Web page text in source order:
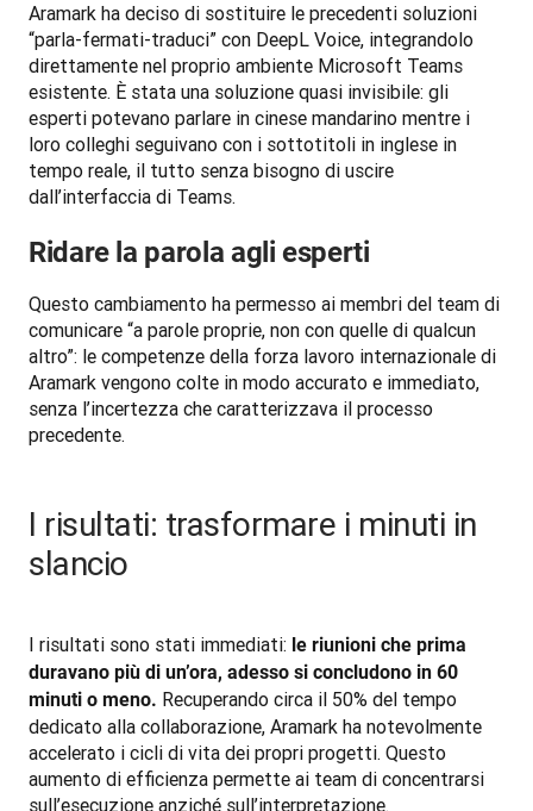
Aramark ha deciso di sostituire le precedenti soluzioni
“parla-fermati-traduci” con DeepL Voice, integrandolo
direttamente nel proprio ambiente Microsoft Teams
esistente. È stata una soluzione quasi invisibile: gli
esperti potevano parlare in cinese mandarino mentre i
loro colleghi seguivano con i sottotitoli in inglese in
tempo reale, il tutto senza bisogno di uscire
dall’interfaccia di Teams.
Ridare la parola agli esperti
Questo cambiamento ha permesso ai membri del team di
comunicare “a parole proprie, non con quelle di qualcun
altro”: le competenze della forza lavoro internazionale di
Aramark vengono colte in modo accurato e immediato,
senza l’incertezza che caratterizzava il processo
precedente.
I risultati: trasformare i minuti in
slancio
I risultati sono stati immediati: le riunioni che prima
duravano più di un’ora, adesso si concludono in 60
minuti o meno. Recuperando circa il 50% del tempo
dedicato alla collaborazione, Aramark ha notevolmente
accelerato i cicli di vita dei propri progetti. Questo
aumento di efficienza permette ai team di concentrarsi
sull’esecuzione anziché sull’interpretazione.